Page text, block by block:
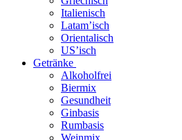
Italienisch
Latam’isch
Orientalisch
US’isch
Getränke
Alkoholfrei
Biermix
Gesundheit
Ginbasis
Rumbasis
Weinmix